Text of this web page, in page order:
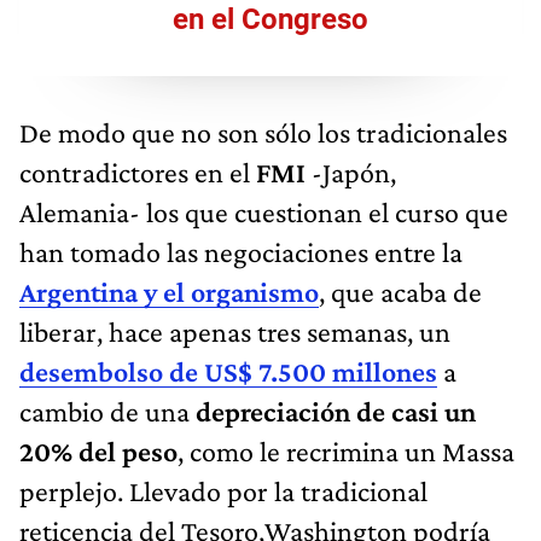
en el Congreso
De modo que no son sólo los tradicionales
contradictores en el FMI -Japón,
Alemania- los que cuestionan el curso que
han tomado las negociaciones entre la
Argentina y el organismo, que acaba de
liberar, hace apenas tres semanas, un
desembolso de US$ 7.500 millones a
cambio de unadepreciación de casi un
20% del peso, como le recrimina un Massa
perplejo. Llevado por la tradicional
reticencia del Tesoro,Washington podría